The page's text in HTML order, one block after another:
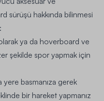
sürüşü hakkında bilinmesi
ya da hoverboard ve
şekilde spor yapmak için
yere basmanıza gerek
bir hareket yapmanız